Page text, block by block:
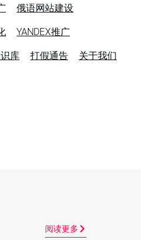
俄语网站建设
YANDEX推广
库 打假通告 关于我们
阅读更多